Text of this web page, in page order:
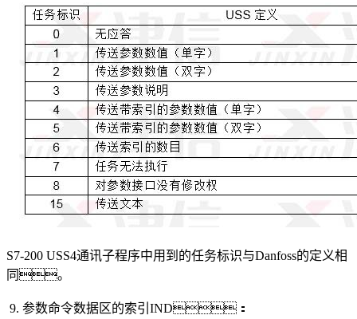
S7-200 USS4通讯子程序中用到的任务标识与Danfoss的定义相
同。
9. 参数命令数据区的索引IND：